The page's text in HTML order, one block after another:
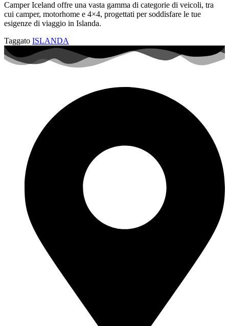
Camper Iceland offre una vasta gamma di categorie di veicoli, tra
cui camper, motorhome e 4×4, progettati per soddisfare le tue
esigenze di viaggio in Islanda.
Taggato ISLANDA